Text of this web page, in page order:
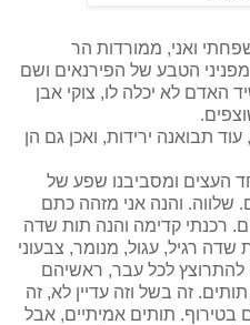
ואני, ממורדות הר
הטבע של הפירנאים ושם
האדם לא יכלה לו, צוקי אבן
תבואנה ירידות, ואכן גם הן
העצים ומסביבנו שפע של
שלווה. והנה אני מזהה כתם
רכנתי קדימה והנה תות שדה
שדה רגיל, עגול, מנומר, צבעוני
להתרוצץ לכל עבר, ראשיהם
זה בשל וזה עדיין לא, זה
בטירוף. תותים אמיתיים, אבל